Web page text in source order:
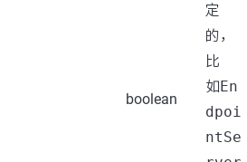
boolean
定
的，
比
如En
dpoi
ntSe